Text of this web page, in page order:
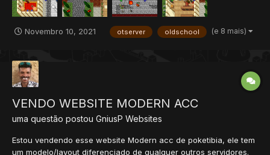
Novembro 10, 2021 otserver oldschool (e 8 mais)
VENDO WEBSITE MODERN ACC
uma questão postou GniusP Websites
Estou vendendo esse website Modern acc de poketibia, ele tem
um modelo/layout diferenciado de qualquer outros servidores.